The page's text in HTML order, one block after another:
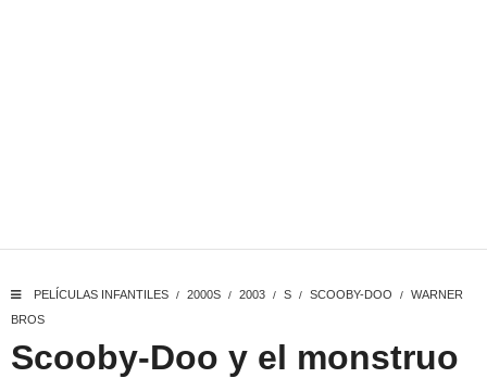
PELÍCULAS INFANTILES / 2000S / 2003 / S / SCOOBY-DOO /
WARNER
BROS
Scooby-Doo y el monstruo